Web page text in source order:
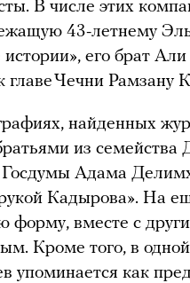
В числе этих
43-летнему
его брат
главе Чечни Рамзану
найденных
из
Госдумы Адама
Кадырова». На
форму, вместе с
Кроме того, в
упоминается как